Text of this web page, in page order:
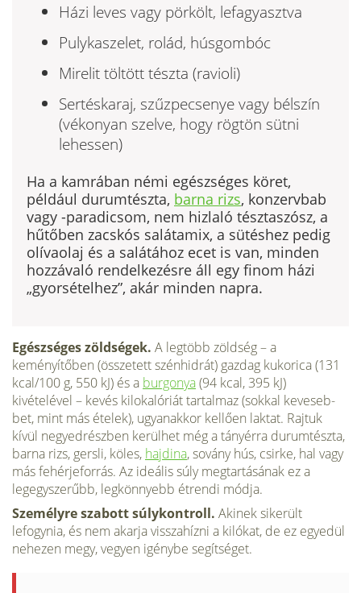
Házi leves vagy pörkölt, lefagyasztva
Pulykaszelet, rolád, húsgombóc
Mirelit töltött tészta (ravioli)
Sertéskaraj, szűzpecsenye vagy bélszín
(vékonyan szelve, hogy rögtön sütni
lehessen)
Ha a kamrában némi egészséges köret,
például durumtészta, barna rizs, konzervbab
vagy -paradicsom, nem hizlaló tésztaszósz, a
hűtőben zacskós salátamix, a sütéshez pedig
olívaolaj és a salátához ecet is van, minden
hozzávaló rendelkezésre áll egy finom házi
„gyorsételhez”, akár minden napra.
Egészséges zöldségek. A legtöbb zöldség – a
keményítőben (összetett szénhidrát) gazdag kukorica (131
kcal/100 g, 550 kJ) és a burgonya(94 kcal, 395 kJ)
kivételével – kevés kilokalóriát tartalmaz (sokkal keveseb­
bet, mint más ételek), ugyanakkor kellően laktat. Rajtuk
kívül negyed­részben kerülhet még a tányérra durumtészta,
barna rizs, gersli, köles, hajdina, sovány hús, csirke, hal vagy
más fehérjeforrás. Az ideális súly megtartásának ez a
legegyszerűbb, legkönnyebb étrendi módja.
Személyre szabott súlykontroll. Akinek sikerült
lefogynia, és nem akarja visszahízni a kilókat, de ez egyedül
nehezen megy, vegyen igénybe segít­séget.